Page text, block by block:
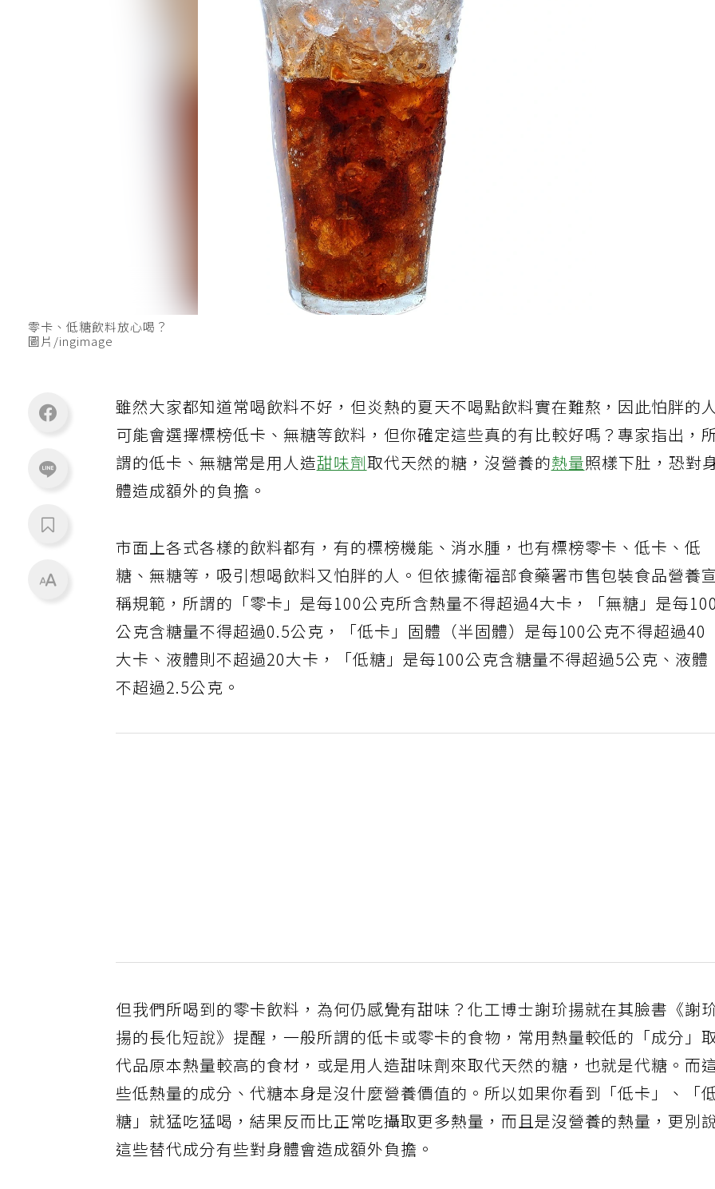
零卡、低糖飲料放心喝？
圖片/ingimage
雖然大家都知道常喝飲料不好，但炎熱的夏天不喝點飲料實在難熬，因此怕胖的
可能會選擇標榜低卡、無糖等飲料，但你確定這些真的有比較好嗎？專家指出，
謂的低卡、無糖常是用人造甜味劑取代天然的糖，沒營養的熱量照樣下肚，恐對
體造成額外的負擔。
市面上各式各樣的飲料都有，有的標榜機能、消水腫，也有標榜零卡、低卡、低
糖、無糖等，吸引想喝飲料又怕胖的人。但依據衛福部食藥署市售包裝食品營養
稱規範，所謂的「零卡」是每100公克所含熱量不得超過4大卡，「無糖」是每100
公克含糖量不得超過0.5公克，「低卡」固體（半固體）是每100公克不得超過40
大卡、液體則不超過20大卡，「低糖」是每100公克含糖量不得超過5公克、液體
不超過2.5公克。
但我們所喝到的零卡飲料，為何仍感覺有甜味？化工博士謝玠揚就在其臉書《謝玠
揚的長化短說》提醒，一般所謂的低卡或零卡的食物，常用熱量較低的「成分」
代品原本熱量較高的食材，或是用人造甜味劑來取代天然的糖，也就是代糖。而
些低熱量的成分、代糖本身是沒什麼營養價值的。所以如果你看到「低卡」、「
糖」就猛吃猛喝，結果反而比正常吃攝取更多熱量，而且是沒營養的熱量，更別
這些替代成分有些對身體會造成額外負擔。